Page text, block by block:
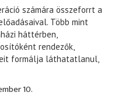
számára összeforrt a
Több mint
háttérben,
rendezők,
formálja láthatatlanul,
10.